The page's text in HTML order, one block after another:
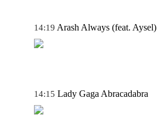
14:19 Arash Always (feat. Aysel)
14:15 Lady Gaga Abracadabra